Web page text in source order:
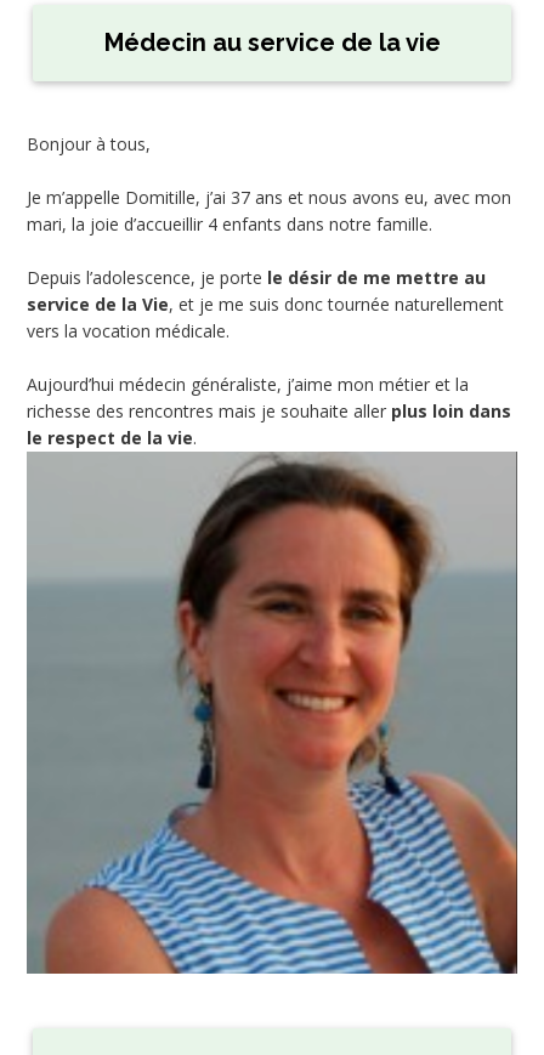
Médecin au service de la vie
Bonjour à tous,
Je m’appelle Domitille, j’ai 37 ans et nous avons eu, avec mon
mari, la joie d’accueillir 4 enfants dans notre famille.
Depuis l’adolescence, je porte le désir de me mettre au
service de la Vie, et je me suis donc tournée naturellement
vers la vocation médicale.
Aujourd’hui médecin généraliste, j’aime mon métier et la
richesse des rencontres mais je souhaite aller plus loin dans
le respect de la vie.